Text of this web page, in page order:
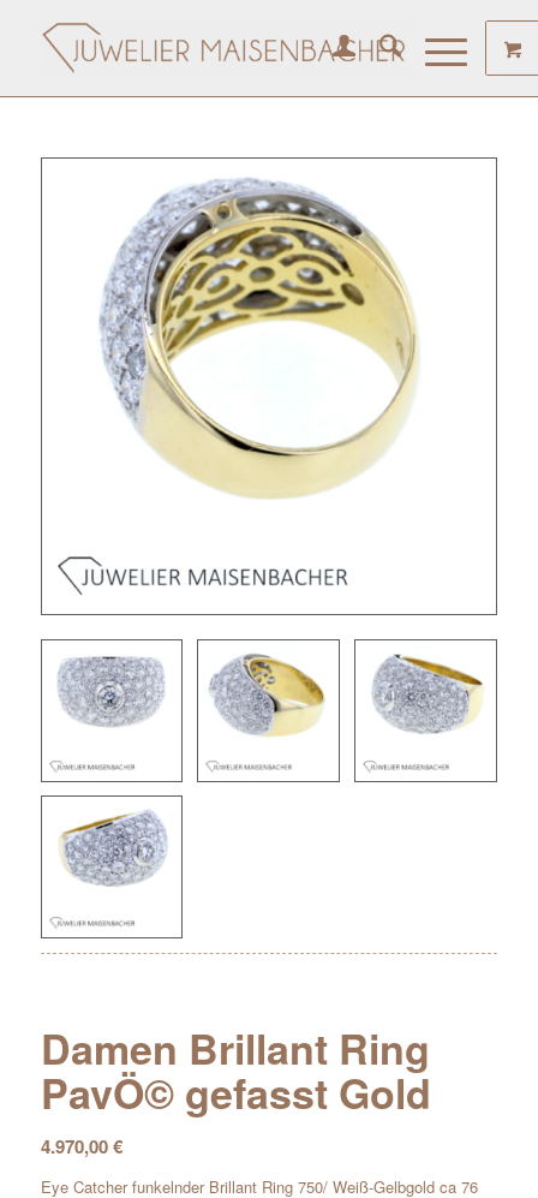
Damen Brillant Ring
PavÖ© gefasst Gold
4.970,00€
Eye Catcher funkelnder Brillant Ring 750/ Weiß-Gelbgold ca 76